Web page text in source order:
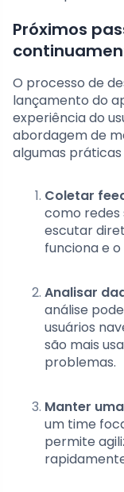
Próximos
O processo de
lançamento do
experiência do
abordagem de
algumas
Coletar
como redes
escutar
funciona e
Analisar
análise
usuários
são mais
problemas.
Manter
um time
permite